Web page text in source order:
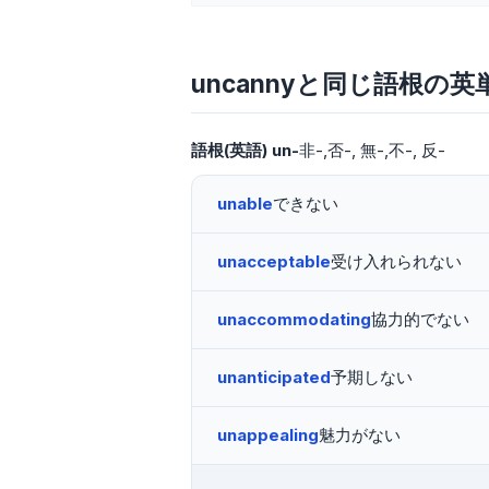
uncannyと同じ語根の英
語根(英語) un-非-,否- 無-,不- 反-
unableできない
unacceptable受け入れられない
unaccommodating協力的でない
unanticipated予期しない
unappealing魅力がない